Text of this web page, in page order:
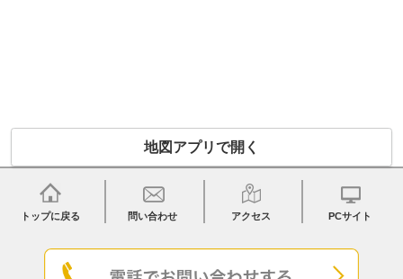
地図アプリで開く
トップに戻る 問い合わせ アクセス PCサイト